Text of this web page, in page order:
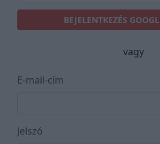
BEJELENTKEZÉS
vagy
E-mail-cím
Jelszó